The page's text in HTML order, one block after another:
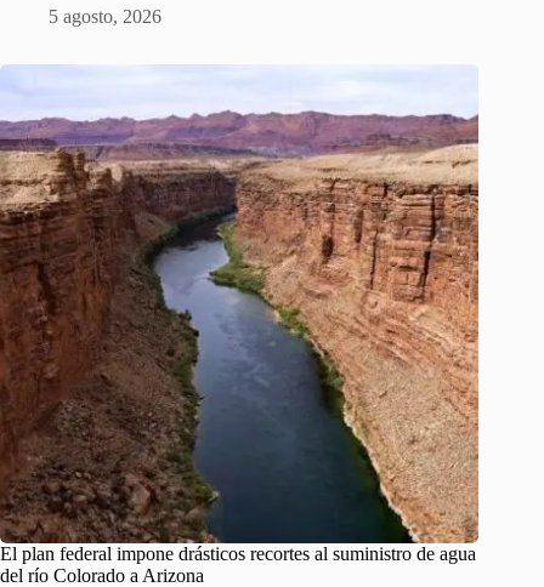
5 agosto, 2026
El plan federal impone drásticos recortes al suministro de agua
del río Colorado a Arizona